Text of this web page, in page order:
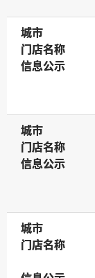
城市
城市
门店名称
门店名称
信息公示
信息公示
城市
城市
门店名称
门店名称
信息公示
信息公示
城市
城市
门店名称
门店名称